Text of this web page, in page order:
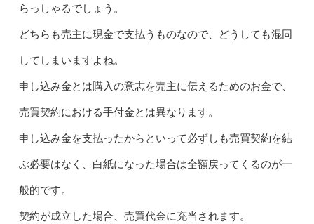
らっしゃるでしょう。
どちらも売主に現金で支払うものなので、どうしても混同
してしまいますよね。
申し込み金とは購入の意志を売主に伝えるためのお金で、
売買契約における手付金とは異なります。
申し込み金を支払ったからといって必ずしも売買契約を結
ぶ必要はなく、白紙になった場合は全額戻ってくるのが一
般的です。
契約が成立した場合、売買代金に充当されます。